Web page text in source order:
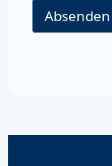
Absenden